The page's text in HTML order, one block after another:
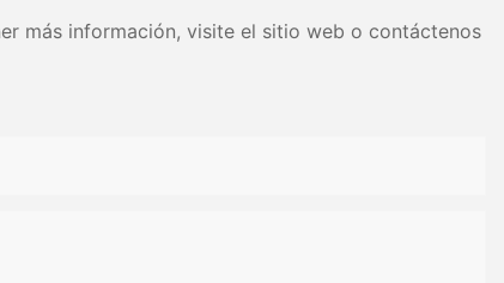
más información, visite el sitio web o contáctenos